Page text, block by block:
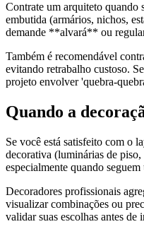
Contrate um arquiteto
embutida (armários, nichos,
demande **alvará** ou
Também é recomendável
evitando retrabalho custoso.
projeto envolver 'quebra-
Quando a
Se você está satisfeito com o
decorativa (luminárias de
especialmente quando
Decoradores profissionais
visualizar combinações ou
validar suas escolhas antes de